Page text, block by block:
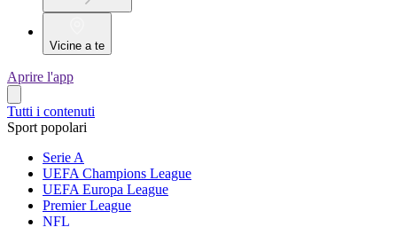
Vicine a te
Aprire l'app
Tutti i contenuti
Sport popolari
Serie A
UEFA Champions League
UEFA Europa League
Premier League
NFL